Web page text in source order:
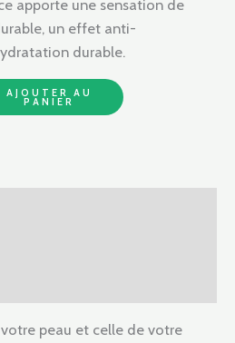
apporte une sensation de
un effet anti-
durable.
AJOUTER AU
PANIER
peau et celle de votre